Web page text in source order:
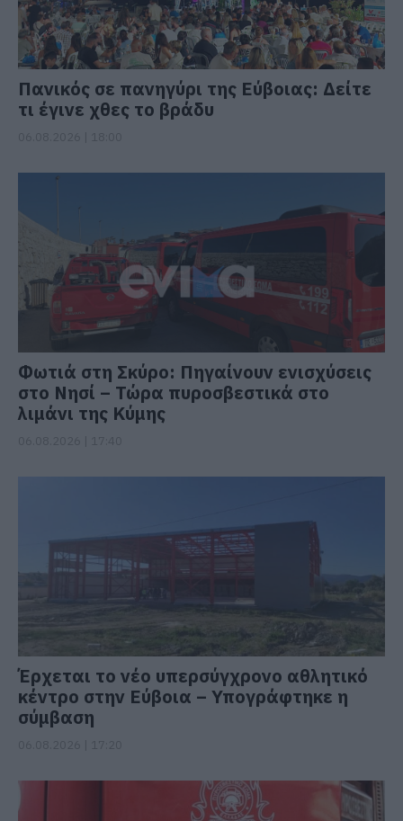
Πανικός σε πανηγύρι της Εύβοιας: Δείτε
τι έγινε χθες το βράδυ
Φωτιά στη Σκύρο: Πηγαίνουν ενισχύσεις
στο Νησί – Τώρα πυροσβεστικά στο
λιμάνι της Κύμης
Έρχεται το νέο υπερσύγχρονο αθλητικό
κέντρο στην Εύβοια – Υπογράφτηκε η
σύμβαση